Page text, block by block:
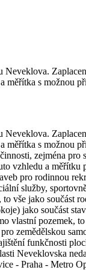
měřítka s možnou
měřítka s
zejména
vzhledu a
pro rodinnou
služby,
vše jako
jako součást
vlastní
zemědělskou
funkčnosti
Neveklovska
- Praha - Metro